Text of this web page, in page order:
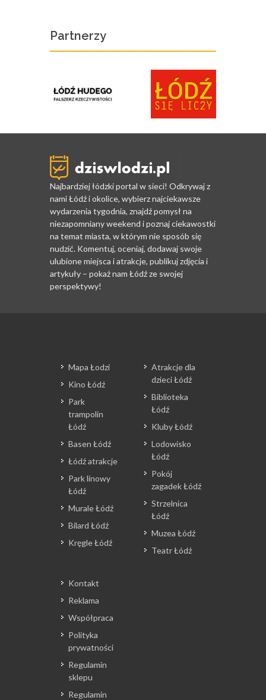
Partnerzy
Najbardziej łódzki portal w sieci! Odkrywaj z
nami Łódź i okolice, wybierz najciekawsze
wydarzenia tygodnia, znajdź pomysł na
niezapomniany weekend i poznaj ciekawostki
na temat miasta, w którym nie sposób się
nudzić. Komentuj, oceniaj, dodawaj swoje
ulubione miejsca i atrakcje, publikuj zdjęcia i
artykuły – pokaż nam Łódź ze swojej
perspektywy!
Mapa Łodzi
Kino Łódź
Park
trampolin
Łódź
Basen Łódź
Łódź atrakcje
Park linowy
Łódź
Murale Łódź
Bilard Łódź
Kręgle Łódź
Atrakcje dla
dzieci Łódź
Biblioteka
Łódź
Kluby Łódź
Lodowisko
Łódź
Pokój
zagadek Łódź
Strzelnica
Łódź
Muzea Łódź
Teatr Łódź
Kontakt
Reklama
Współpraca
Polityka
prywatności
Regulamin
sklepu
Regulamin